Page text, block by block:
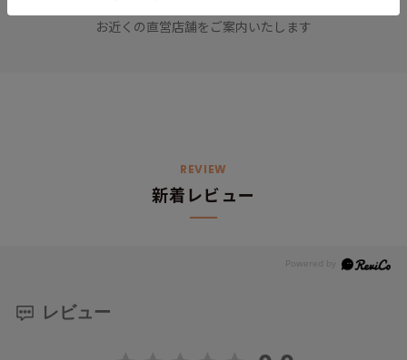
お近くの直営店舗をご案内いたします
REVIEW
新着レビュー
レビュー